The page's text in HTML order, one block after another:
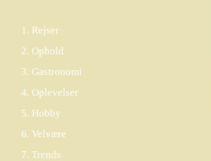
Rejser
Ophold
Gastronomi
Oplevelser
Hobby
Velvære
Trends